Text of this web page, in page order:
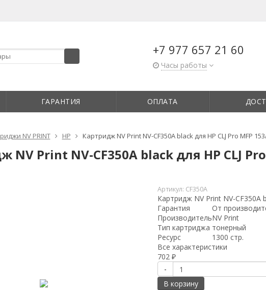
+7 977 657 21 60
Часы работы
ГАРАНТИЯ ОПЛАТА
NV PRINT HP Картридж NV Print NV-CF350A black для HP CLJ Pro MFP
NV Print NV-CF350A black для HP CLJ
Артикул: CF350A
Картридж NV Print NV-CF350A
Гарантия
От
ПроизводительNV Print
Тип картриджа тонерный
Ресурс
1300 стр.
Все характеристики
702₽
-
В корзину